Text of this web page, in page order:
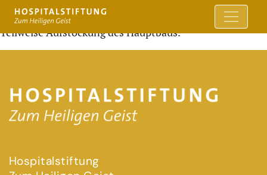
Teilweise Aufstockung des Hauptbaus.
Hospitalstiftung